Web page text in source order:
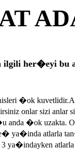
her�eyi bu
�ok
onlar sizi
�u anda �ok
ya�inda atlarla
3 ya�indayken